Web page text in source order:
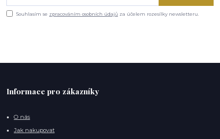
Souhlasím se zpracováním osobních údajů za účelem rozesílky newsletteru.
Informace pro zákazníky
O nás
Jak nakupovat